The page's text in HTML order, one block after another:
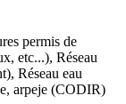
permis de
etc...), Réseau
Réseau eau
arpeje (CODIR)